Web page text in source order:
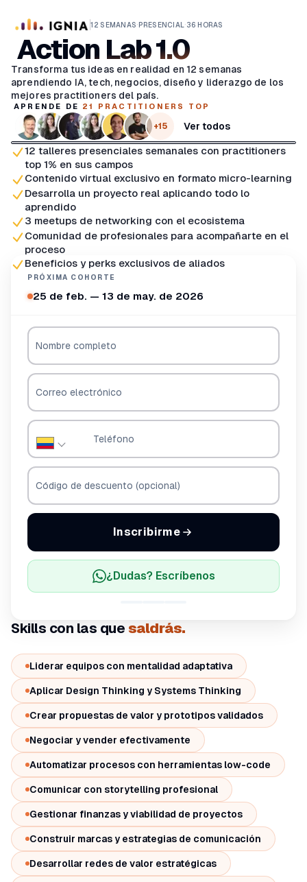
12 SEMANAS· PRESENCIAL ·36 HORAS
Action Lab 1.0
Transforma tus ideas en realidad en 12 semanas
aprendiendo IA, tech, negocios, diseño y liderazgo de los
mejores practitioners del país.
APRENDE DE 21 PRACTITIONERS TOP
+15 Ver todos
Vista previa del video
12 talleres presenciales semanales con practitioners
top 1% en sus campos
Contenido virtual exclusivo en formato micro-learning
Desarrolla un proyecto real aplicando todo lo
aprendido
3 meetups de networking con el ecosistema
Comunidad de profesionales para acompañarte en el
proceso
Beneficios y perks exclusivos de aliados
PRÓXIMA COHORTE
25 de feb. — 13 de may. de 2026
Nombre completo
Correo electrónico
Teléfono
Código de descuento (opcional)
Inscribirme
¿Dudas? Escríbenos
Skills con las que saldrás.
Liderar equipos con mentalidad adaptativa
Aplicar Design Thinking y Systems Thinking
Crear propuestas de valor y prototipos validados
Negociar y vender efectivamente
Automatizar procesos con herramientas low-code
Comunicar con storytelling profesional
Gestionar finanzas y viabilidad de proyectos
Construir marcas y estrategias de comunicación
Desarrollar redes de valor estratégicas
ES PARA TI SI